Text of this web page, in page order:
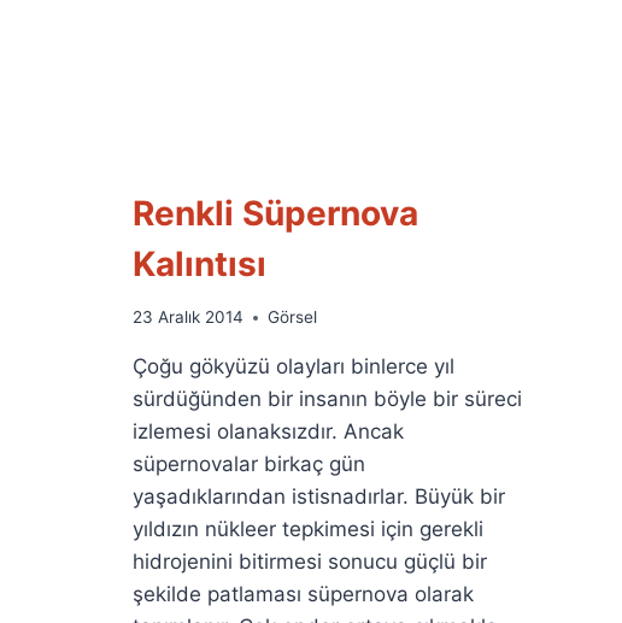
Renkli Süpernova
Kalıntısı
By
Fuat
Özyar
23 Aralık 2014 Görsel
Çoğu gökyüzü olayları binlerce yıl
sürdüğünden bir insanın böyle bir süreci
izlemesi olanaksızdır. Ancak
süpernovalar birkaç gün
yaşadıklarından istisnadırlar. Büyük bir
yıldızın nükleer tepkimesi için gerekli
hidrojenini bitirmesi sonucu güçlü bir
şekilde patlaması süpernova olarak